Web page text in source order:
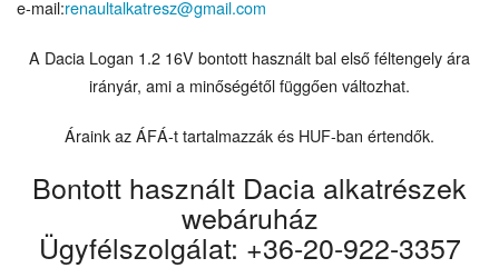
e-mail:renaultalkatresz@gmail.com
A Dacia Logan 1.2 16V bontott használt bal első féltengely ára
irányár, ami a minőségétől függően változhat.
Áraink az ÁFÁ-t tartalmazzák és HUF-ban értendők.
Bontott használt Dacia alkatrészek
webáruház
Ügyfélszolgálat: +36-20-922-3357